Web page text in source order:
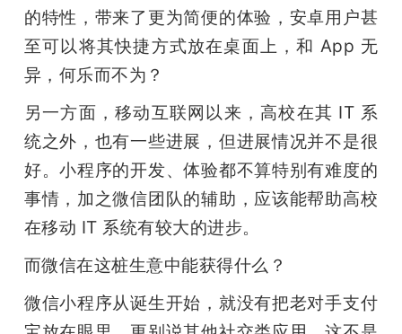
的特性，带来了更为简便的体验，安卓用户甚
至可以将其快捷方式放在桌面上，和 App 无
异，何乐而不为？
另一方面，移动互联网以来，高校在其 IT 系
统之外，也有一些进展，但进展情况并不是很
好。小程序的开发、体验都不算特别有难度的
事情，加之微信团队的辅助，应该能帮助高校
在移动 IT 系统有较大的进步。
而微信在这桩生意中能获得什么？
微信小程序从诞生开始，就没有把老对手支付